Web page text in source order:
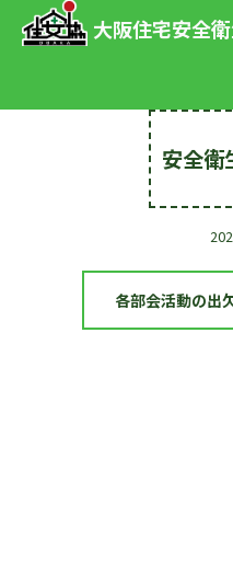
大阪住宅安全
安全衛
各部会活動の出